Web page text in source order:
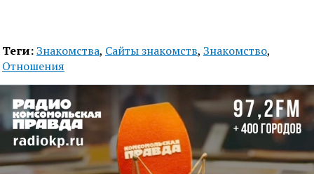
Теги:Знакомства, Сайты знакомств, Знакомство,
Отношения